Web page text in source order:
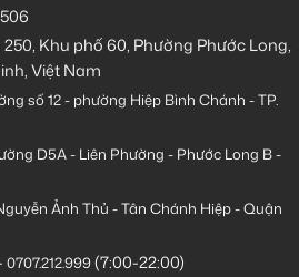
Khu phố 60, Phường Phước Long,
Việt Nam
số 12 - phường Hiệp Bình Chánh - TP.
D5A - Liên Phường - Phước Long B -
Ảnh Thủ - Tân Chánh Hiệp - Quận
0707.212.999(7:00-22:00)